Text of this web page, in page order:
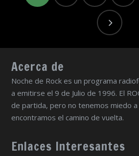
Acerca de
Noche de Rock es un programa
a emitirse el 9 de Julio de 1996. El
de partida, pero no tenemos miedo
encontramos el camino de vuelta.
Enlaces Interesantes